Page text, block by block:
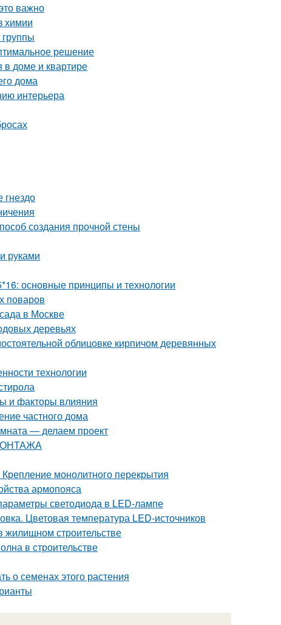
важно
химии
решение
в доме и квартире
дома
интерьера
гнездо
создания прочной стены
руками
основные принципы и технологии
поваров
в Москве
деревьях
облицовке кирпичом деревянных
технологии
и факторы влияния
частного дома
— делаем проект
монолитного перекрытия
армопояса
светодиода в LED-лампе
Цветовая температура LED-источников
жилищном строительстве
в строительстве
о семенах этого растения